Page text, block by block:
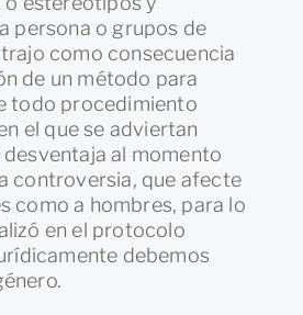
persona o grupos de
como consecuencia
de un método para
todo procedimiento
el que se adviertan
al momento
controversia, que afecte
como a hombres, para lo
en el protocolo
debemos